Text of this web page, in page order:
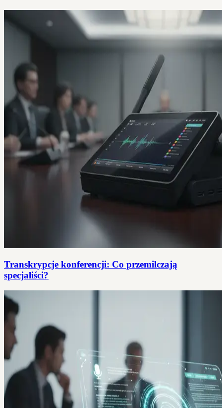
Transkrypcje konferencji: Co przemilczają
specjaliści?